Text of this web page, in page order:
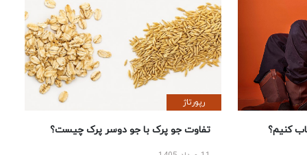
کنیم؟
رپورتاژ
تفاوت جو پرک با جو دوسر پرک چیست؟